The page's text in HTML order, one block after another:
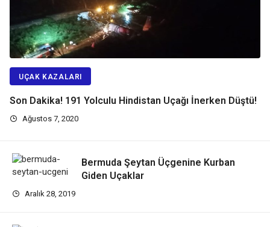
UÇAK KAZALARI
Son Dakika! 191 Yolculu Hindistan Uçağı İnerken Düştü!
Ağustos 7, 2020
Bermuda Şeytan Üçgenine Kurban
Giden Uçaklar
Aralık 28, 2019